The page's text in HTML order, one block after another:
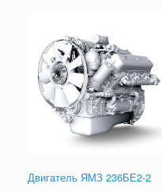
Двигатель ЯМЗ 236БЕ2-2